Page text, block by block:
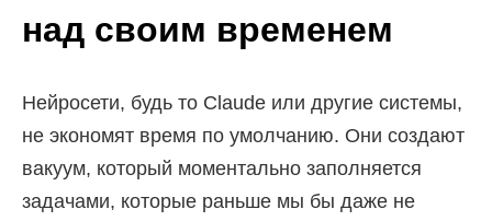
над своим временем
Нейросети, будь то Claude или другие системы,
не экономят время по умолчанию. Они создают
вакуум, который моментально заполняется
задачами, которые раньше мы бы даже не